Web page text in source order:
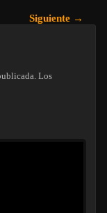
Siguiente →
Los